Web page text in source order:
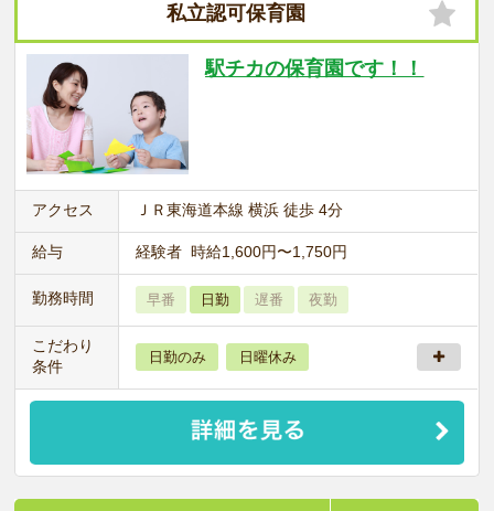
私立認可保育園
駅チカの保育園です！！
アクセス ＪＲ東海道本線 横浜 徒歩 4分
給与 経験者 時給1,600円〜1,750円
勤務時間 早番 日勤 遅番 夜勤
こだわり
条件
日勤のみ 日曜休み